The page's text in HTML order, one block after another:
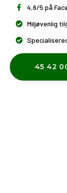
4,6/5 på
Miljøvenlig
45 42